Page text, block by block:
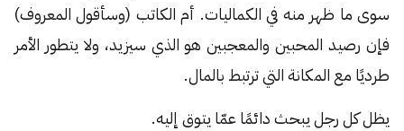
سوى ما ظهر منه في الكماليات. أم الكاتب (وسأقول المعروف)
فإن رصيد المحبين والمعجبين هو الذي سيزيد، ولا يتطور الأمر
طرديًا مع المكانة التي ترتبط بالمال.
يظل كل رجل يبحث دائمًا عمّا يتوق إليه.